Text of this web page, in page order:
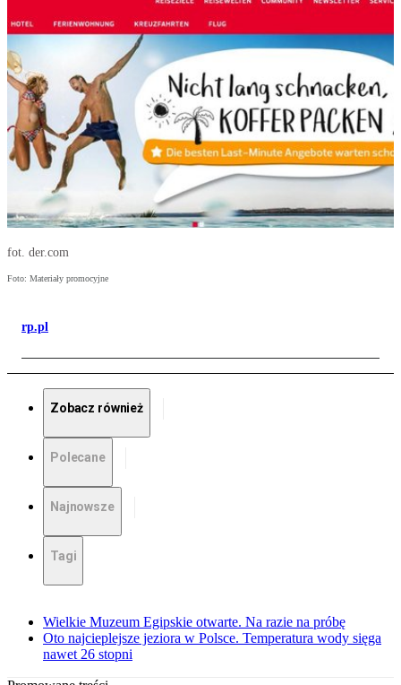
fot. der.com
Foto: Materiały promocyjne
rp.pl
Zobacz również
Polecane
Najnowsze
Tagi
Wielkie Muzeum Egipskie otwarte. Na razie na próbę
Oto najcieplejsze jeziora w Polsce. Temperatura wody sięga
nawet 26 stopni